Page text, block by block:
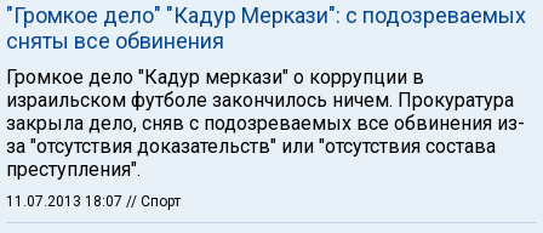
"Громкое дело" "Кадур Меркази": с подозреваемых
сняты все обвинения
Громкое дело "Кадур меркази" о коррупции в
израильском футболе закончилось ничем. Прокуратура
закрыла дело, сняв с подозреваемых все обвинения из-
за "отсутствия доказательств" или "отсутствия состава
преступления".
11.07.2013 18:07 // Спорт